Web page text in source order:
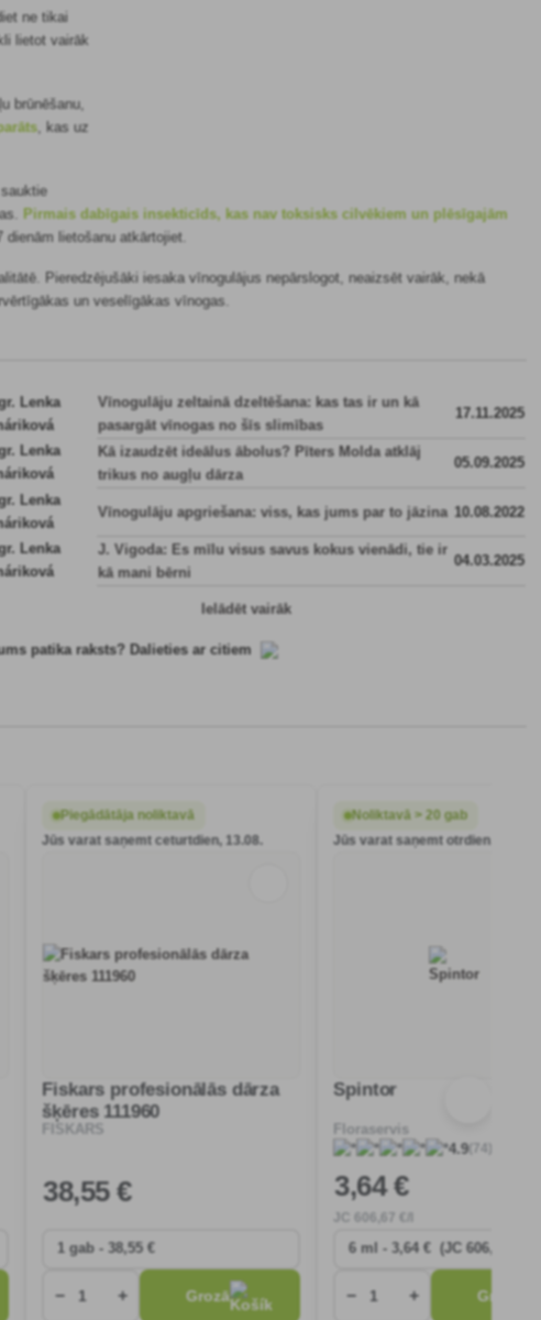
ne tikai
lietot vairāk
brūnēšanu,
, kas uz
Pirmais dabīgais insekticīds, kas nav toksisks cilvēkiem un plēsīgajām
lietošanu atkārtojiet.
Pieredzējušāki iesaka vīnogulājus nepārslogot, neaizsēt vairāk, nekā
un veselīgākas vīnogas.
Vīnogulāju zeltainā dzeltēšana: kas tas ir un kā
pasargāt vīnogas no šīs slimības
17.11.2025
Kā izaudzēt ideālus ābolus? Pīters Molda atklāj
trikus no augļu dārza
05.09.2025
Vīnogulāju apgriešana: viss, kas jums par to jāzina 10.08.2022
J. Vigoda: Es mīlu visus savus kokus vienādi, tie ir
kā mani bērni
04.03.2025
Ielādēt vairāk
patika raksts? Dalieties ar citiem
Piegādātāja noliktavā
Jūs varat saņemt ceturtdien, 13.08.
Fiskars profesionālās dārza
šķēres 111960
FISKARS
38,55 €
− + Grozā
Noliktavā > 20 gab
Jūs varat saņemt otrdien, 11.08.
Spintor
Floraservis
4.9(74)
3,64 €
− + Grozā